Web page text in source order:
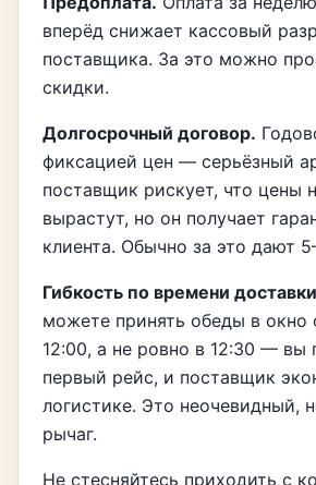
вперёд снижает кассовый
поставщика. За это можно
скидки.
Долгосрочный договор.
фиксацией цен — серьёзный
поставщик рискует, что цены
вырастут, но он получает
клиента. Обычно за это дают
Гибкость по времени
можете принять обеды в окно
12:00, а не ровно в 12:30 — вы
первый рейс, и поставщик
логистике. Это неочевидный,
рычаг.
Не стесняйтесь приходить с